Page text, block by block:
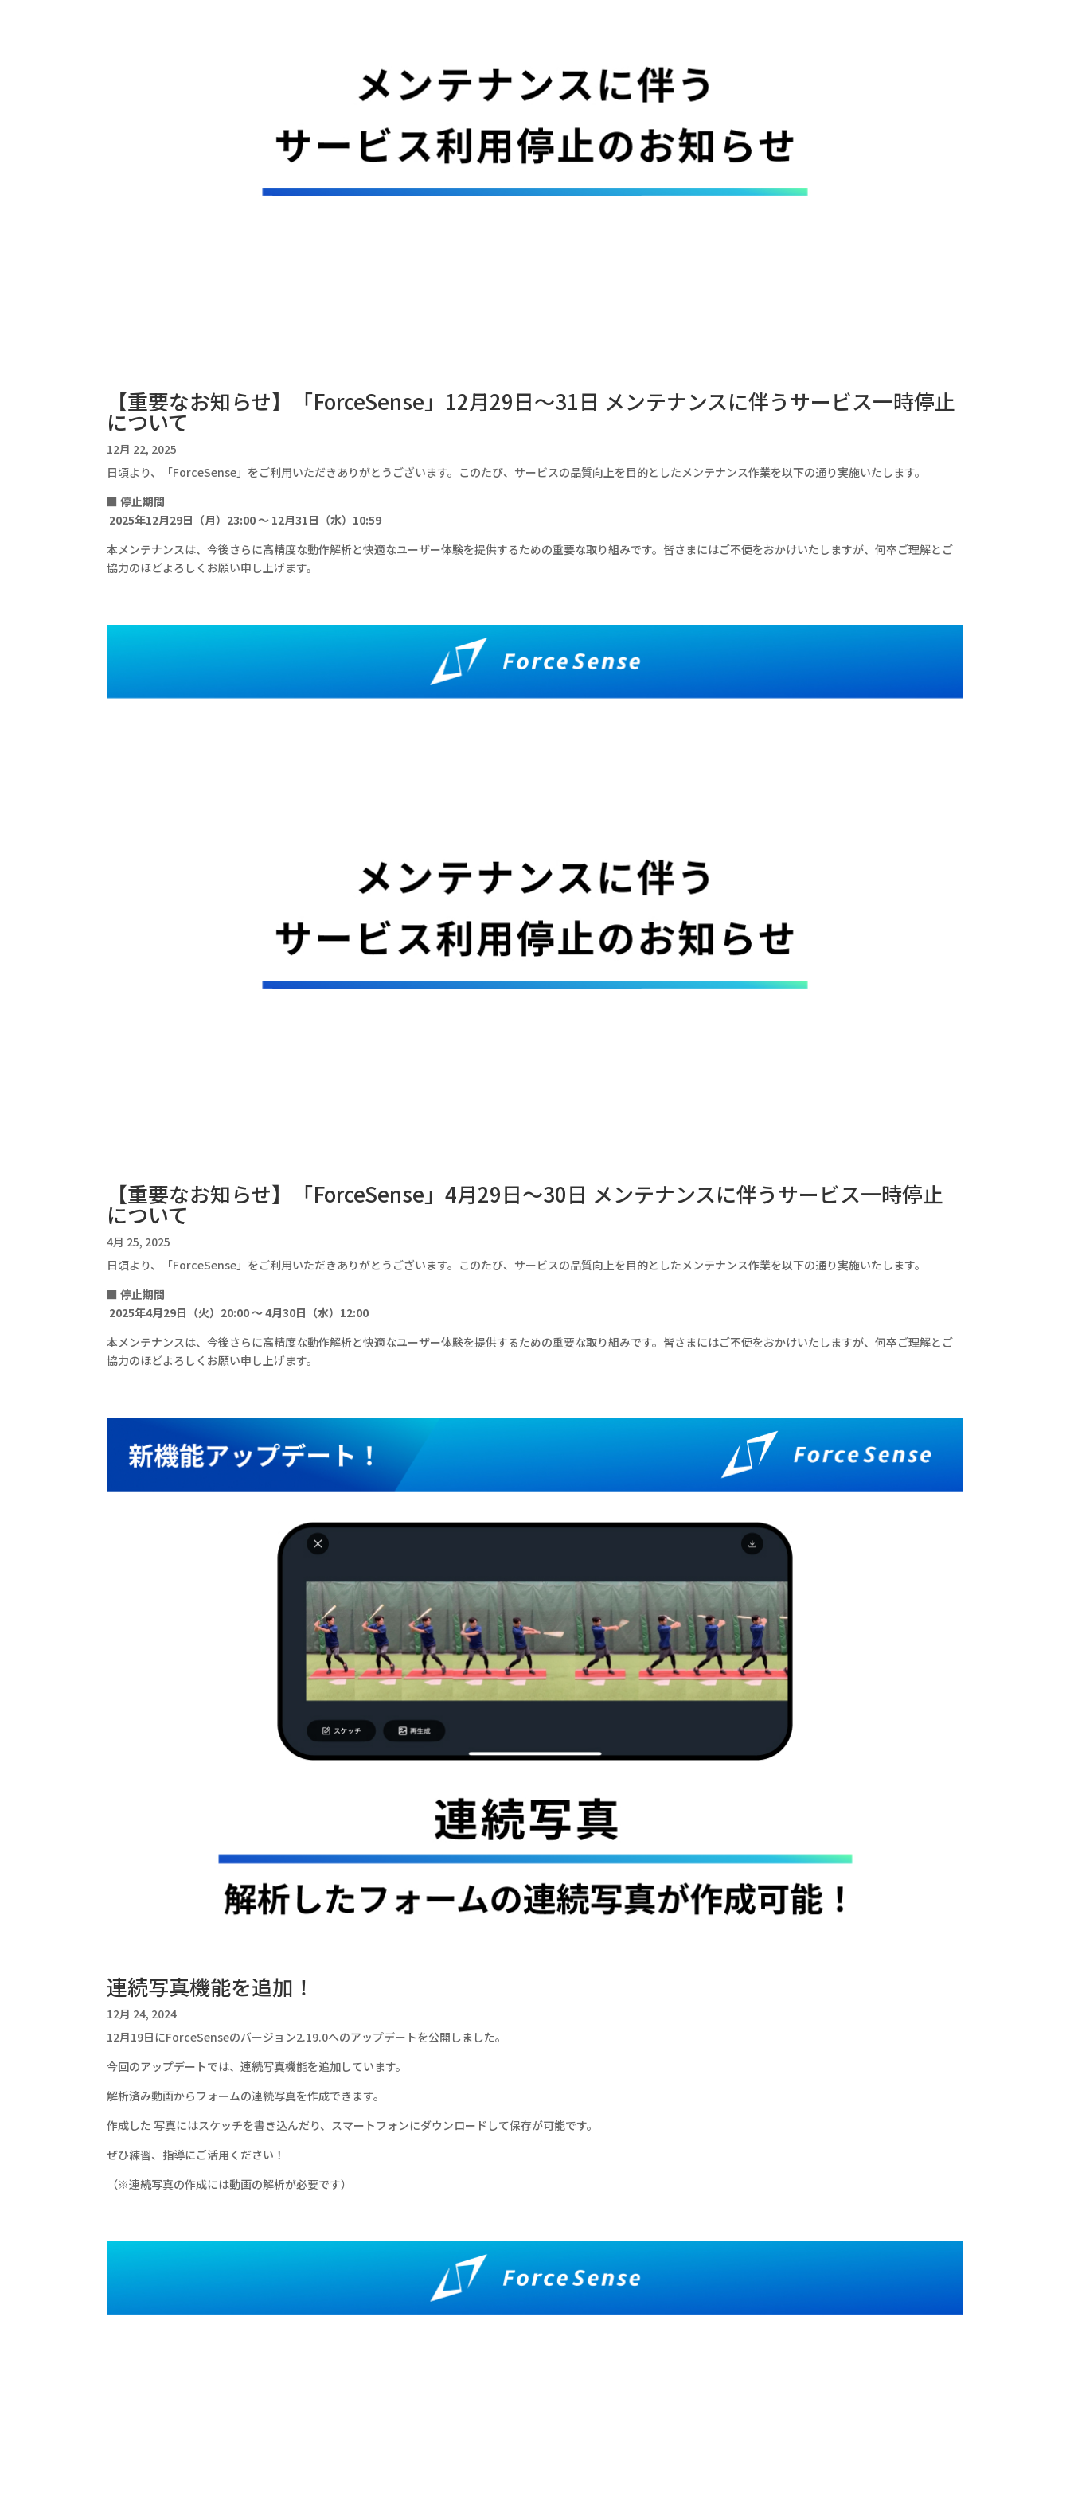
【重要なお知らせ】「ForceSense」12月29日〜31日 メンテナンスに伴うサービス一時停止
について
12月 22, 2025
日頃より、「ForceSense」をご利用いただきありがとうございます。このたび、サービスの品質向上を目的としたメンテナンス作業を以下の通り実施いたします。
■ 停止期間
2025年12月29日（月）23:00 ～ 12月31日（水）10:59
本メンテナンスは、今後さらに高精度な動作解析と快適なユーザー体験を提供するための重要な取り組みです。皆さまにはご不便をおかけいたしますが、何卒ご理解とご
協力のほどよろしくお願い申し上げます。
【重要なお知らせ】「ForceSense」4月29日〜30日 メンテナンスに伴うサービス一時停止
について
4月 25, 2025
日頃より、「ForceSense」をご利用いただきありがとうございます。このたび、サービスの品質向上を目的としたメンテナンス作業を以下の通り実施いたします。
■ 停止期間
2025年4月29日（火）20:00 ～ 4月30日（水）12:00
本メンテナンスは、今後さらに高精度な動作解析と快適なユーザー体験を提供するための重要な取り組みです。皆さまにはご不便をおかけいたしますが、何卒ご理解とご
協力のほどよろしくお願い申し上げます。
連続写真機能を追加！
12月 24, 2024
12月19日にForceSenseのバージョン2.19.0へのアップデートを公開しました。
今回のアップデートでは、連続写真機能を追加しています。
解析済み動画からフォームの連続写真を作成できます。
作成した 写真にはスケッチを書き込んだり、スマートフォンにダウンロードして保存が可能です。
ぜひ練習、指導にご活用ください！
（※連続写真の作成には動画の解析が必要です）